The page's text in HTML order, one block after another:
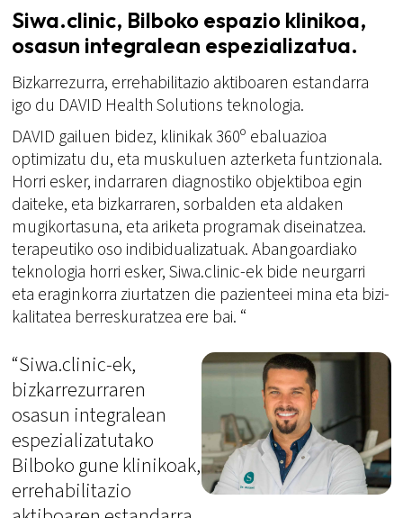
Siwa.clinic, Bilboko espazio klinikoa,
osasun integralean espezializatua.
Bizkarrezurra, errehabilitazio aktiboaren estandarra
igo du DAVID Health Solutions teknologia.
DAVID gailuen bidez, klinikak 360º ebaluazioa
optimizatu du, eta muskuluen azterketa funtzionala.
Horri esker, indarraren diagnostiko objektiboa egin
daiteke, eta bizkarraren, sorbalden eta aldaken
mugikortasuna, eta ariketa programak diseinatzea.
terapeutiko oso indibidualizatuak. Abangoardiako
teknologia horri esker, Siwa.clinic-ek bide neurgarri
eta eraginkorra ziurtatzen die pazienteei mina eta bizi-
kalitatea berreskuratzea ere bai. “
“Siwa.clinic-ek,
bizkarrezurraren
osasun integralean
espezializatutako
Bilboko gune klinikoak,
errehabilitazio